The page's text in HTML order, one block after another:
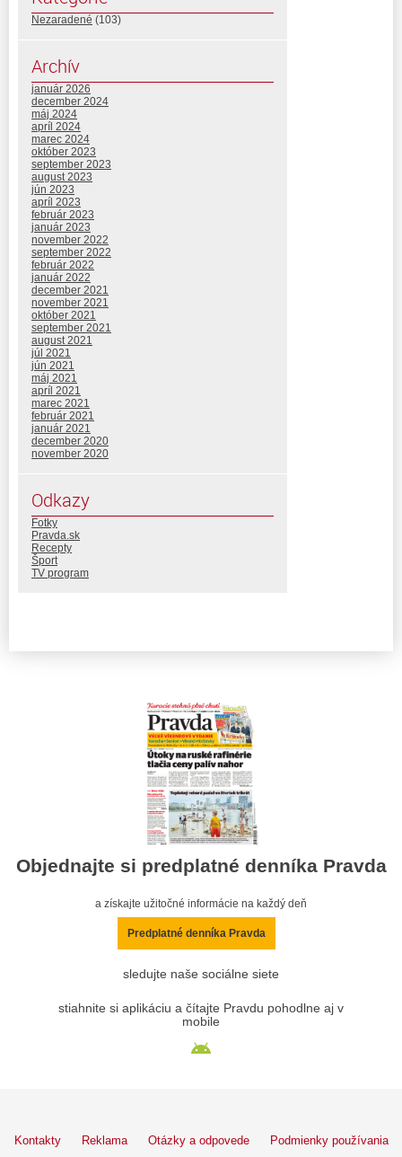
Nezaradené (103)
Archív
január 2026
december 2024
máj 2024
apríl 2024
marec 2024
október 2023
september 2023
august 2023
jún 2023
apríl 2023
február 2023
január 2023
november 2022
september 2022
február 2022
január 2022
december 2021
november 2021
október 2021
september 2021
august 2021
júl 2021
jún 2021
máj 2021
apríl 2021
marec 2021
február 2021
január 2021
december 2020
november 2020
Odkazy
Fotky
Pravda.sk
Recepty
Šport
TV program
Objednajte si predplatné denníka Pravda
a získajte užitočné informácie na každý deň
Predplatné denníka Pravda
sledujte naše sociálne siete
stiahnite si aplikáciu a čítajte Pravdu pohodlne aj v
mobile
Kontakty Reklama Otázky a odpovede Podmienky používania